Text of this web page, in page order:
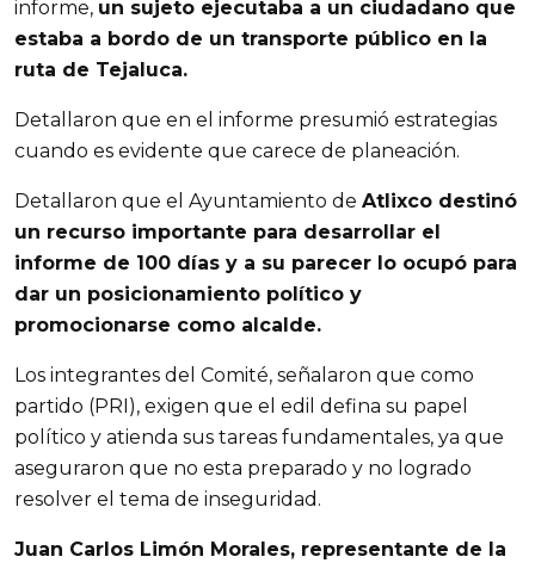
informe, un sujeto ejecutaba a un ciudadano que
estaba a bordo de un transporte público en la
ruta de Tejaluca.
Detallaron que en el informe presumió estrategias
cuando es evidente que carece de planeación.
Detallaron que el Ayuntamiento de Atlixco destinó
un recurso importante para desarrollar el
informe de 100 días y a su parecer lo ocupó para
dar un posicionamiento político y
promocionarse como alcalde.
Los integrantes del Comité, señalaron que como
partido (PRI), exigen que el edil defina su papel
político y atienda sus tareas fundamentales, ya que
aseguraron que no esta preparado y no logrado
resolver el tema de inseguridad.
Juan Carlos Limón Morales, representante de la